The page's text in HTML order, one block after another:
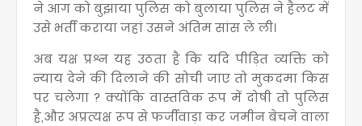
ने आग को बुझाया पुलिस को बुलाया पुलिस ने हैलट में
उसे भर्ती कराया जहां उसने अंतिम सांस ले ली।
अब यक्ष प्रश्न यह उठता है कि यदि पीड़ित व्यक्ति को
न्याय देने की दिलाने की सोची जाए तो मुकदमा किस
पर चलेगा ? क्योंकि वास्तविक रूप में दोषी तो पुलिस
है,और अप्रत्यक्ष रूप से फर्जीवाड़ा कर जमीन बेचने वाला